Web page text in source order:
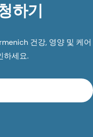
하기
건강, 영양 및 케어
하세요.